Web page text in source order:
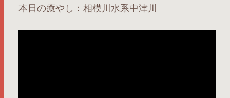
本日の癒やし：相模川水系中津川